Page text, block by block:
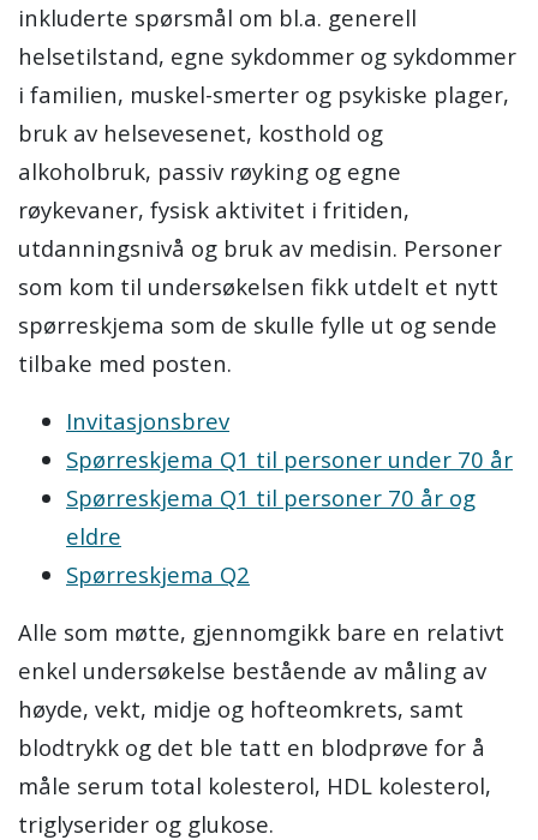
inkluderte spørsmål om bl.a. generell
helsetilstand, egne sykdommer og sykdommer
i familien, muskel-smerter og psykiske plager,
bruk av helsevesenet, kosthold og
alkoholbruk, passiv røyking og egne
røykevaner, fysisk aktivitet i fritiden,
utdanningsnivå og bruk av medisin. Personer
som kom til undersøkelsen fikk utdelt et nytt
spørreskjema som de skulle fylle ut og sende
tilbake med posten.
Invitasjonsbrev
Spørreskjema Q1 til personer under 70 år
Spørreskjema Q1 til personer 70 år og
eldre
Spørreskjema Q2
Alle som møtte, gjennomgikk bare en relativt
enkel undersøkelse bestående av måling av
høyde, vekt, midje og hofteomkrets, samt
blodtrykk og det ble tatt en blodprøve for å
måle serum total kolesterol, HDL kolesterol,
triglyserider og glukose.